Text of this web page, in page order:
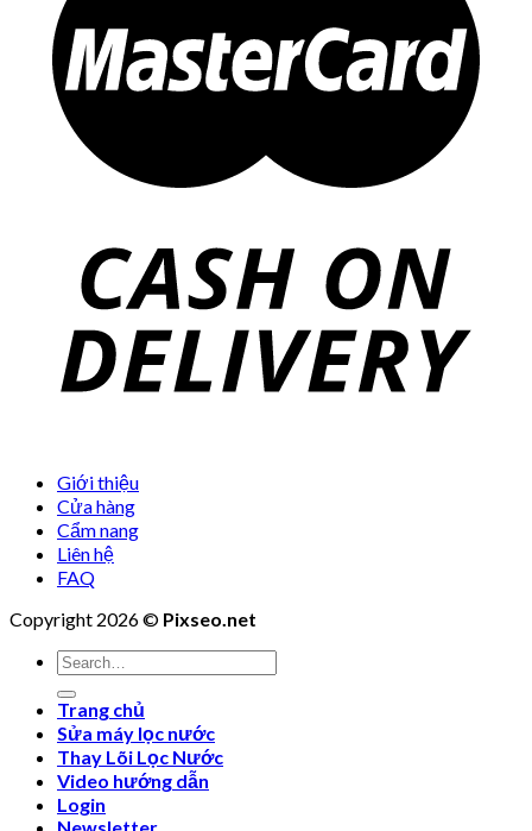
Giới thiệu
Cửa hàng
Cẩm nang
Liên hệ
FAQ
Copyright 2026 © Pixseo.net
Search
for:
Trang chủ
Sửa máy lọc nước
Thay Lõi Lọc Nước
Video hướng dẫn
Login
Newsletter